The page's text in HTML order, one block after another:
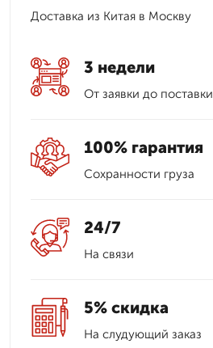
Доставка из Китая в Москву
3 недели
От заявки до поставки
100% гарантия
Сохранности груза
24/7
На связи
5% скидка
На слудующий заказ